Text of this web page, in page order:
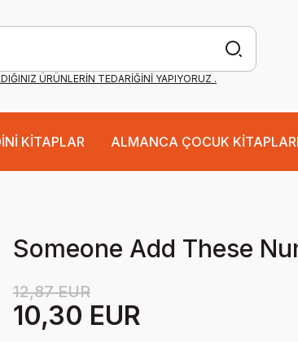
ÜRÜNLERİN TEDARİĞİNİ YAPIYORUZ .
KİTAPLAR ALMANCA ÇOCUK KİTAPLARI
Someone Add These
12,87 EUR
10,30 EUR